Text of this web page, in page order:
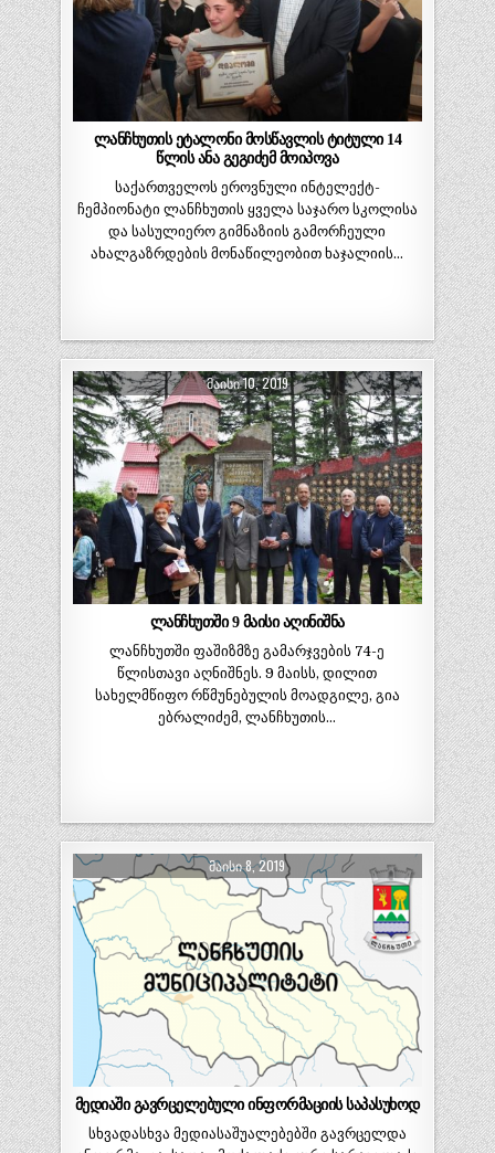
ლანჩხუთის ეტალონი მოსწავლის ტიტული 14
წლის ანა გეგიძემ მოიპოვა
საქართველოს ეროვნული ინტელექტ-
ჩემპიონატი ლანჩხუთის ყველა საჯარო სკოლისა
და სასულიერო გიმნაზიის გამორჩეული
ახალგაზრდების მონაწილეობით ხაჯალიის…
ᲛᲐᲘᲡᲘ 10, 2019
ლანჩხუთში 9 მაისი აღინიშნა
ლანჩხუთში ფაშიზმზე გამარჯვების 74-ე
წლისთავი აღნიშნეს. 9 მაისს, დილით
სახელმწიფო რწმუნებულის მოადგილე, გია
ებრალიძემ, ლანჩხუთის…
ᲛᲐᲘᲡᲘ 8, 2019
მედიაში გავრცელებული ინფორმაციის საპასუხოდ
სხვადასხვა მედიასაშუალებებში გავრცელდა